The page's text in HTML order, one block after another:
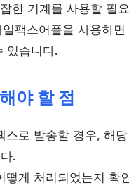
한 기계를 사용할 필
팩스어플을 사용하
있습니다.
야 할 점
스로 발송할 경우, 해
.
떻게 처리되었는지 확